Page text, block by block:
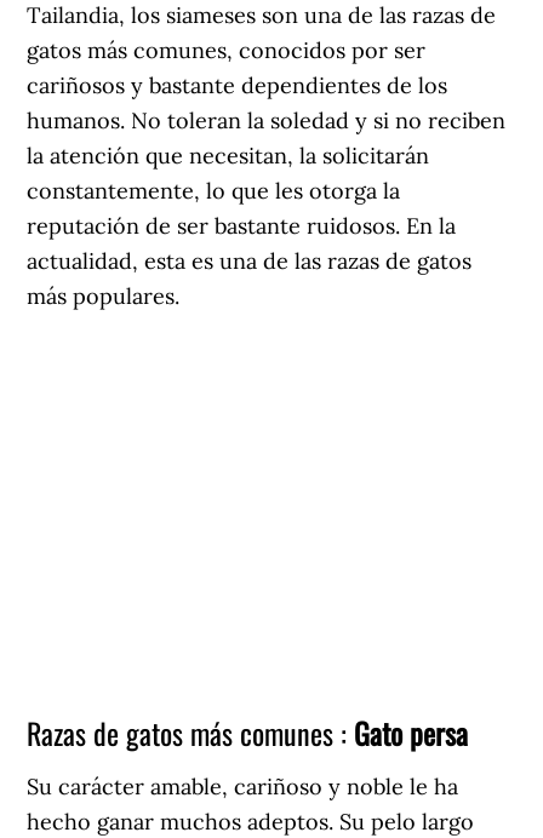
Tailandia, los siameses son una de las razas de
gatos más comunes, conocidos por ser
cariñosos y bastante dependientes de los
humanos. No toleran la soledad y si no reciben
la atención que necesitan, la solicitarán
constantemente, lo que les otorga la
reputación de ser bastante ruidosos. En la
actualidad, esta es una de las razas de gatos
más populares.
Razas de gatos más comunes : Gato persa
Su carácter amable, cariñoso y noble le ha
hecho ganar muchos adeptos. Su pelo largo